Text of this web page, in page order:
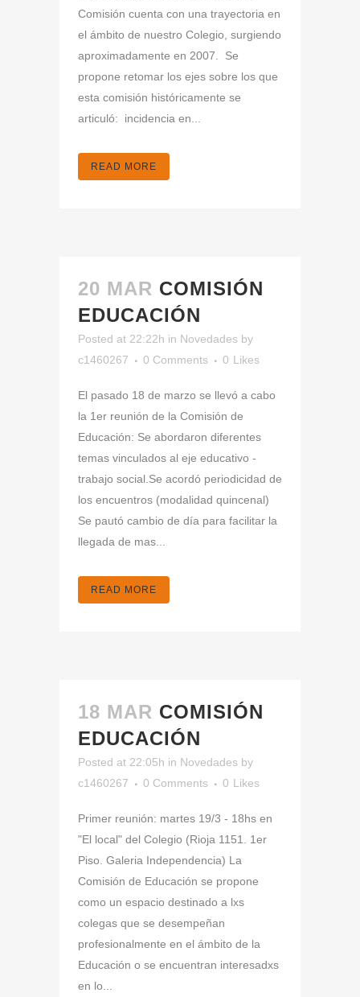
Comisión cuenta con una trayectoria en
el ámbito de nuestro Colegio, surgiendo
aproximadamente en 2007. Se
propone retomar los ejes sobre los que
esta comisión históricamente se
articuló: incidencia en...
READ MORE
20 MAR COMISIÓN
EDUCACIÓN
Posted at 22:22h in Novedades by
c1460267
0 Comments 0 Likes
El pasado 18 de marzo se llevó a cabo
la 1er reunión de la Comisión de
Educación: Se abordaron diferentes
temas vinculados al eje educativo -
trabajo social.Se acordó periodicidad de
los encuentros (modalidad quincenal)
Se pautó cambio de día para facilitar la
llegada de mas...
READ MORE
18 MAR COMISIÓN
EDUCACIÓN
Posted at 22:05h in Novedades by
c1460267
0 Comments 0 Likes
Primer reunión: martes 19/3 - 18hs en
"El local" del Colegio (Rioja 1151. 1er
Piso. Galeria Independencia) La
Comisión de Educación se propone
como un espacio destinado a lxs
colegas que se desempeñan
profesionalmente en el ámbito de la
Educación o se encuentran interesadxs
en lo...